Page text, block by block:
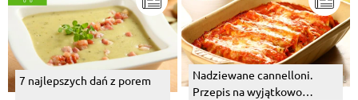
7 najlepszych dań z porem
Nadziewane cannelloni.
Przepis na wyjątkowo